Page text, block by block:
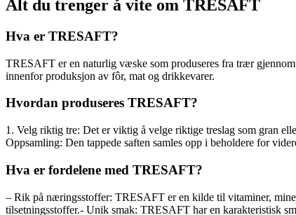
Alt du trenger å vite om TRESAFT
Hva er TRESAFT?
TRESAFT er en naturlig væske som produseres fra trær
innenfor produksjon av fôr, mat og drikkevarer.
Hvordan produseres TRESAFT?
1. Velg riktig tre: Det er viktig å velge riktige treslag som gran
Oppsamling: Den tappede saften samles opp i beholdere for
Hva er fordelene med TRESAFT?
– Rik på næringsstoffer: TRESAFT er en kilde til vitaminer,
tilsetningsstoffer.- Unik smak: TRESAFT har en karakteristisk